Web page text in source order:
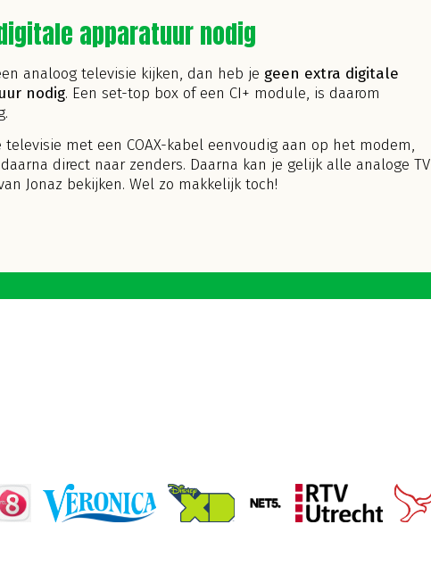
apparatuur nodig
analoog televisie kijken, dan heb je geen extra digitale
nodig. Een set-top box of een CI+ module, is daarom
televisie met een COAX-kabel eenvoudig aan op het modem,
direct naar zenders. Daarna kan je gelijk alle analoge TV
Jonaz bekijken. Wel zo makkelijk toch!